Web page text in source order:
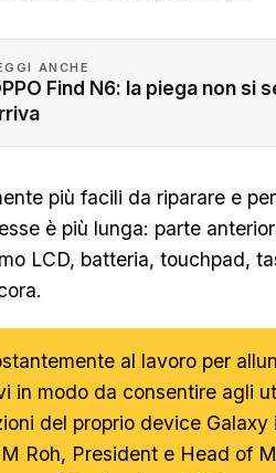
ANCHE
Find N6: la piega non si
più facili da riparare e
è più lunga: parte
LCD, batteria, touchpad,
al lavoro per
in modo da consentire agli
del proprio device
Roh, President e Head of